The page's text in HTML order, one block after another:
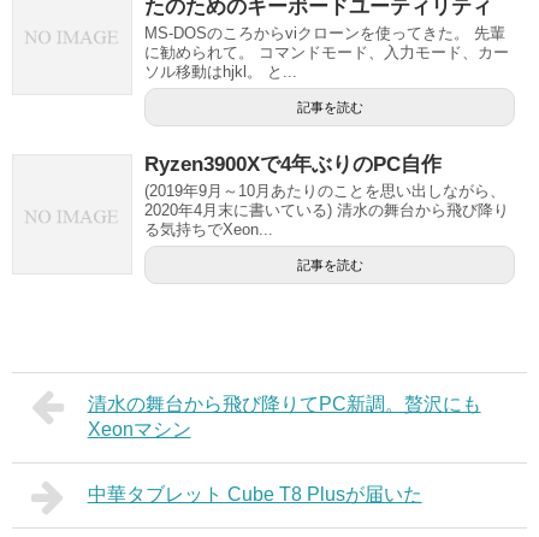
たのためのキーボードユーティリティ
MS-DOSのころからviクローンを使ってきた。 先輩
に勧められて。 コマンドモード、入力モード、カー
ソル移動はhjkl。 と...
記事を読む
Ryzen3900Xで4年ぶりのPC自作
(2019年9月～10月あたりのことを思い出しながら、
2020年4月末に書いている) 清水の舞台から飛び降り
る気持ちでXeon...
記事を読む
清水の舞台から飛び降りてPC新調。贅沢にも
Xeonマシン
中華タブレット Cube T8 Plusが届いた